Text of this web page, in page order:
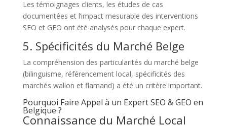
Les témoignages clients, les études de cas
documentées et l’impact mesurable des interventions
SEO et GEO ont été analysés pour chaque expert.
5. Spécificités du Marché Belge
La compréhension des particularités du marché belge
(bilinguisme, référencement local, spécificités des
marchés wallon et flamand) a été un critère important.
Pourquoi Faire Appel à un Expert SEO & GEO en
Belgique ?
Connaissance du Marché Local